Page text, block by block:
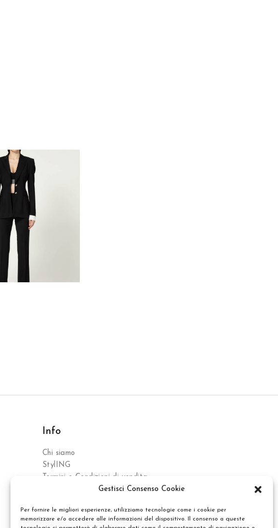
Gestisci Consenso Cookie
Per fornire le migliori esperienze, utilizziamo tecnologie come i cookie per
memorizzare e/o accedere alle informazioni del dispositivo. Il consenso a queste
Info
Chi siamo
StylING
Termini e Condizioni di vendita